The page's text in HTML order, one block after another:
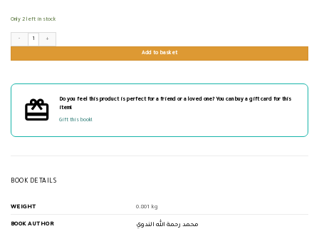
Only 2 left in stock
Add to basket
Do you feel this product is perfect for a friend or a loved one? You can buy a gift card for this
item!
Gift this book!
BOOK DETAILS
WEIGHT 0.801 kg
BOOK AUTHOR محمد رحمة الله الندوي